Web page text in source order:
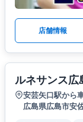
店舗情報
ルネサンス広
安芸矢口駅から
広島県広島市安